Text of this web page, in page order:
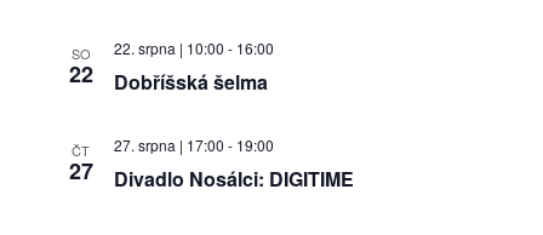
SO
22 Dobříšská šelma
22. srpna | 10:00 - 16:00
ČT
27 Divadlo Nosálci: DIGITIME
27. srpna | 17:00 - 19:00